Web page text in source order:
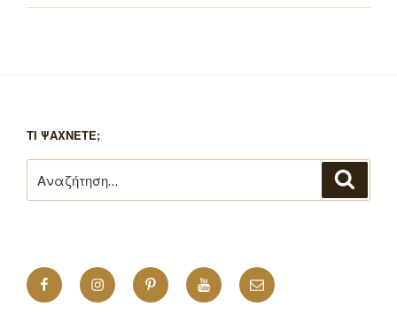
ΤΙ ΨΑΧΝΕΤΕ;
για:
FacebookInstagramPinterest YouTubeEmail